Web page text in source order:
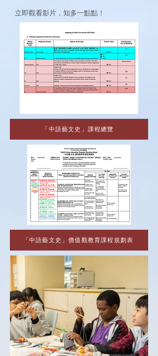
立即觀看影片，知多一點點！
「中語藝文史」課程總覽
「中語藝文史」價值觀教育課程規劃表